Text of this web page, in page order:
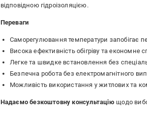
відповідною гідроізоляцією.
Переваги
Саморегулювання температури запобігає
Висока ефективність обігріву та економне
Легке та швидке встановлення без
Безпечна робота без електромагнітного
Можливість використання у житлових та
Надаємо безкоштовну консультацію щодо